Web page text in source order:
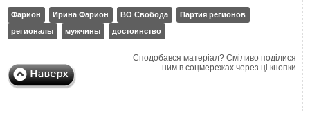
Фарион Ирина Фарион ВО Свобода
Партия регионов
регионалы
мужчины достоинство
Сподобався матеріал? Сміливо поділися
ним в соцмережах через ці кнопки